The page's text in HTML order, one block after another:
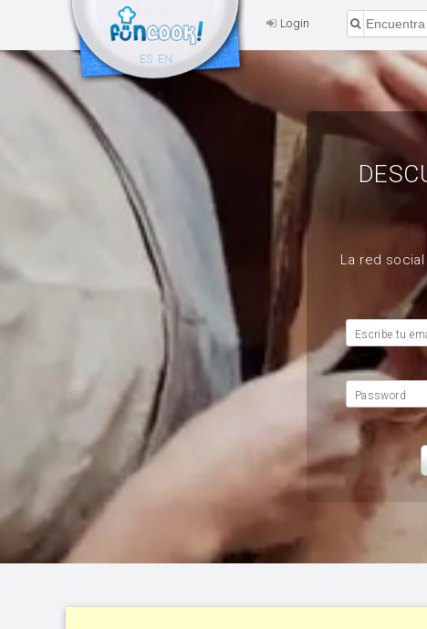
Login
ES EN
La red
Escribe tu
Password